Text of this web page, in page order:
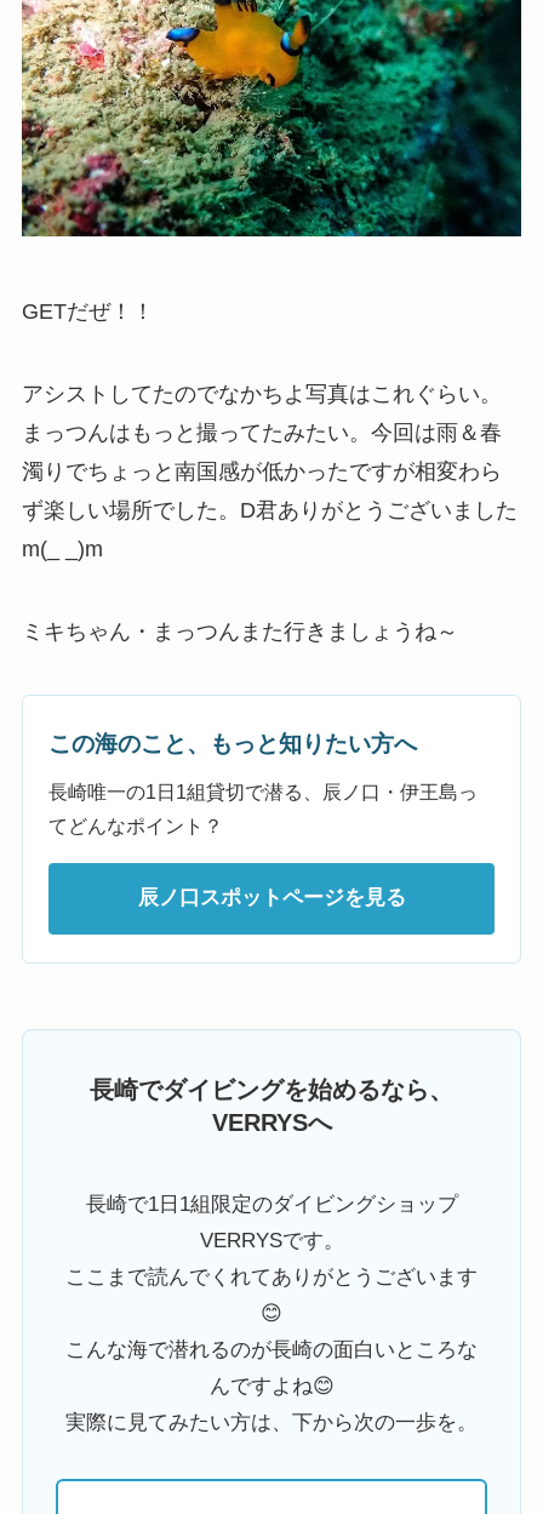
GETだぜ！！
アシストしてたのでなかちよ写真はこれぐらい。
まっつんはもっと撮ってたみたい。今回は雨＆春
濁りでちょっと南国感が低かったですが相変わら
ず楽しい場所でした。D君ありがとうございました
m(_ _)m
ミキちゃん・まっつんまた行きましょうね～
この海のこと、もっと知りたい方へ
長崎唯一の1日1組貸切で潜る、辰ノ口・伊王島っ
てどんなポイント？
辰ノ口スポットページを見る
長崎でダイビングを始めるなら、
VERRYSへ
長崎で1日1組限定のダイビングショップ
VERRYSです。
ここまで読んでくれてありがとうございます
😊
こんな海で潜れるのが長崎の面白いところな
んですよね😊
実際に見てみたい方は、下から次の一歩を。